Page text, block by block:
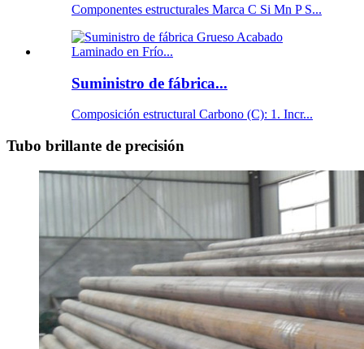
Componentes estructurales Marca C Si Mn P S...
Suministro de fábrica...
Composición estructural Carbono (C): 1. Incr...
Tubo brillante de precisión